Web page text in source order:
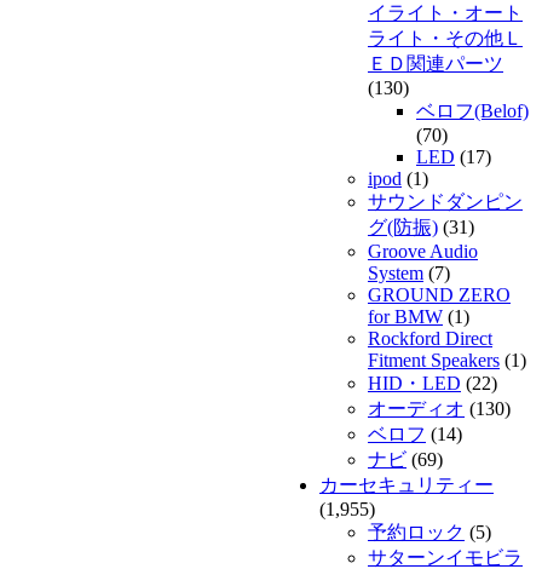
イライト・オート
ライト・その他Ｌ
ＥＤ関連パーツ
(130)
ベロフ(Belof)
(70)
LED (17)
ipod (1)
サウンドダンピン
グ(防振) (31)
Groove Audio
System (7)
GROUND ZERO
for BMW (1)
Rockford Direct
Fitment Speakers (1)
HID・LED (22)
オーディオ (130)
ベロフ (14)
ナビ (69)
カーセキュリティー
(1,955)
予約ロック (5)
サターンイモビラ